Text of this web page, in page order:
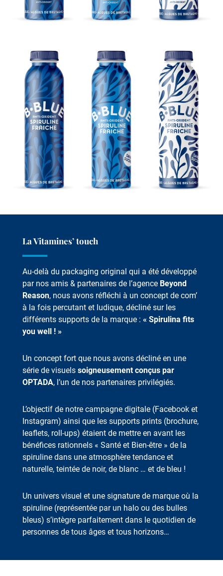
La Vitamines’ touch
Au-delà du packaging original qui a été développé
par nos amis & partenaires de l’agence Beyond
Reason, nous avons réfléchi à un concept de com’
à la fois percutant et ludique, décliné sur les
différents supports de la marque : « Spirulina fits
you well ! »
Un concept fort que nous avons décliné en une
série de visuels soigneusement conçus par
OPTADA, l’un de nos partenaires privilégiés.
L’objectif de notre campagne digitale (Facebook et
Instagram) ainsi que les supports prints (brochure,
leaflets, roll-ups) étaient de mettre en avant les
bénéfices rationnels « Santé et Bien-être » de la
spiruline dans une atmosphère tendance et
naturelle, teintée de noir, de blanc … et de bleu !
Un univers visuel et une signature de marque où la
spiruline (représentée par un halo ou des bulles
bleus) s’intègre parfaitement dans le quotidien de
personnes de tous âges et tous horizons…